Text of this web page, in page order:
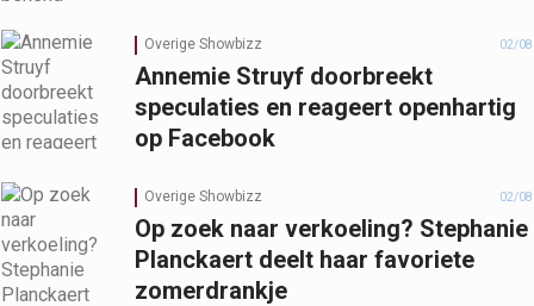
Overige Showbizz 02/08
Annemie Struyf doorbreekt
speculaties en reageert openhartig
op Facebook
Overige Showbizz 02/08
Op zoek naar verkoeling? Stephanie
Planckaert deelt haar favoriete
zomerdrankje